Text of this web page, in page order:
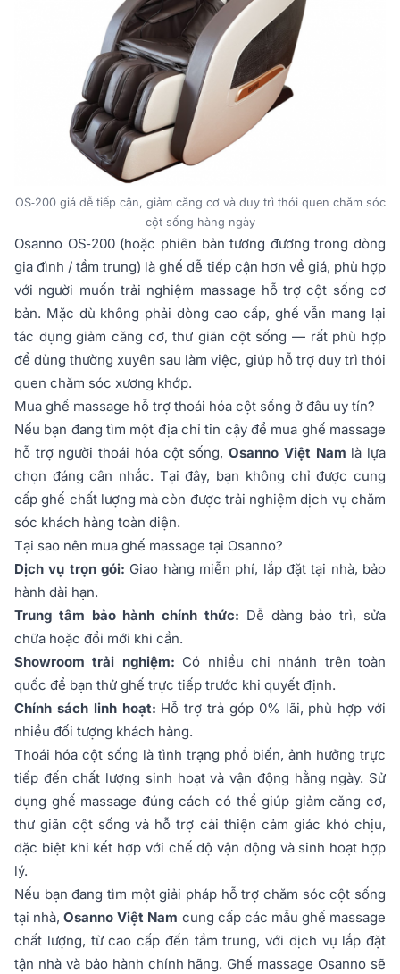
OS‑200 giá dễ tiếp cận, giảm căng cơ và duy trì thói quen chăm sóc
cột sống hàng ngày
Osanno OS‑200 (hoặc phiên bản tương đương trong dòng
gia đình / tầm trung) là ghế dễ tiếp cận hơn về giá, phù hợp
với người muốn trải nghiệm massage hỗ trợ cột sống cơ
bản. Mặc dù không phải dòng cao cấp, ghế vẫn mang lại
tác dụng giảm căng cơ, thư giãn cột sống — rất phù hợp
để dùng thường xuyên sau làm việc, giúp hỗ trợ duy trì thói
quen chăm sóc xương khớp.
Mua ghế massage hỗ trợ thoái hóa cột sống ở đâu uy tín?
Nếu bạn đang tìm một địa chỉ tin cậy để mua ghế massage
hỗ trợ người thoái hóa cột sống,Osanno Việt Nam là lựa
chọn đáng cân nhắc. Tại đây, bạn không chỉ được cung
cấp ghế chất lượng mà còn được trải nghiệm dịch vụ chăm
sóc khách hàng toàn diện.
Tại sao nên mua ghế massage tại Osanno?
Dịch vụ trọn gói: Giao hàng miễn phí, lắp đặt tại nhà, bảo
hành dài hạn.
Trung tâm bảo hành chính thức: Dễ dàng bảo trì, sửa
chữa hoặc đổi mới khi cần.
Showroom trải nghiệm: Có nhiều chi nhánh trên toàn
quốc để bạn thử ghế trực tiếp trước khi quyết định.
Chính sách linh hoạt: Hỗ trợ trả góp 0% lãi, phù hợp với
nhiều đối tượng khách hàng.
Thoái hóa cột sống là tình trạng phổ biến, ảnh hưởng trực
tiếp đến chất lượng sinh hoạt và vận động hằng ngày. Sử
dụng ghế massage đúng cách có thể giúp giảm căng cơ,
thư giãn cột sống và hỗ trợ cải thiện cảm giác khó chịu,
đặc biệt khi kết hợp với chế độ vận động và sinh hoạt hợp
lý.
Nếu bạn đang tìm một giải pháp hỗ trợ chăm sóc cột sống
tại nhà,Osanno Việt Nam cung cấp các mẫu ghế massage
chất lượng, từ cao cấp đến tầm trung, với dịch vụ lắp đặt
tận nhà và bảo hành chính hãng. Ghế massage Osanno sẽ